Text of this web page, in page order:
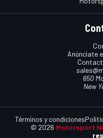
Anúnciate
650
New
© 2026 Motorsport
Términos y condiciones